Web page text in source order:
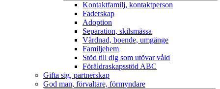
Kontaktfamilj, kontaktperson
Faderskap
Adoption
Separation, skilsmässa
Vårdnad, boende, umgänge
Familjehem
Stöd till dig som utövar våld
Föräldraskapsstöd ABC
Gifta sig, partnerskap
God man, förvaltare, förmyndare